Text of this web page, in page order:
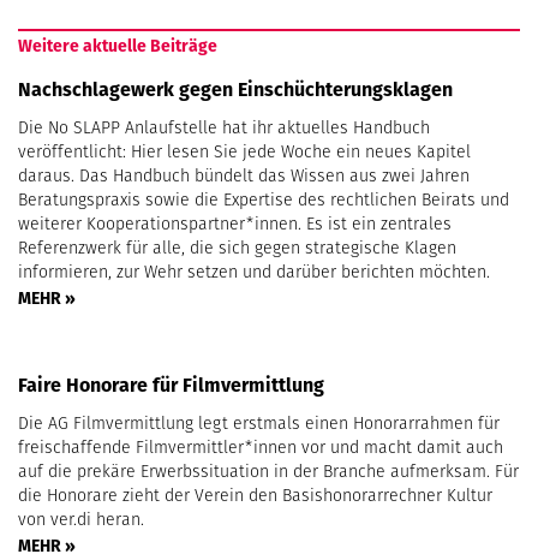
Weitere aktuelle Beiträge
Nachschlagewerk gegen Einschüchterungsklagen
Die No SLAPP Anlaufstelle hat ihr aktuelles Handbuch
veröffentlicht: Hier lesen Sie jede Woche ein neues Kapitel
daraus. Das Handbuch bündelt das Wissen aus zwei Jahren
Beratungspraxis sowie die Expertise des rechtlichen Beirats und
weiterer Kooperationspartner*innen. Es ist ein zentrales
Referenzwerk für alle, die sich gegen strategische Klagen
informieren, zur Wehr setzen und darüber berichten möchten.
MEHR »
Faire Honorare für Filmvermittlung
Die AG Filmvermittlung legt erstmals einen Honorarrahmen für
freischaffende Filmvermittler*innen vor und macht damit auch
auf die prekäre Erwerbssituation in der Branche aufmerksam. Für
die Honorare zieht der Verein den Basishonorarrechner Kultur
von ver.di heran.
MEHR »